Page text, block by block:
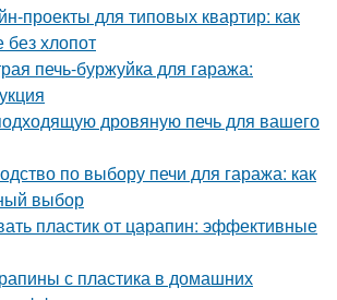
проекты для типовых квартир: как
без хлопот
печь-буржуйка для гаража:
дровяную печь для вашего
по выбору печи для гаража: как
выбор
пластик от царапин: эффективные
с пластика в домашних